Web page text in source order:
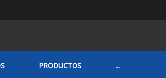
PRODUCTOS ...